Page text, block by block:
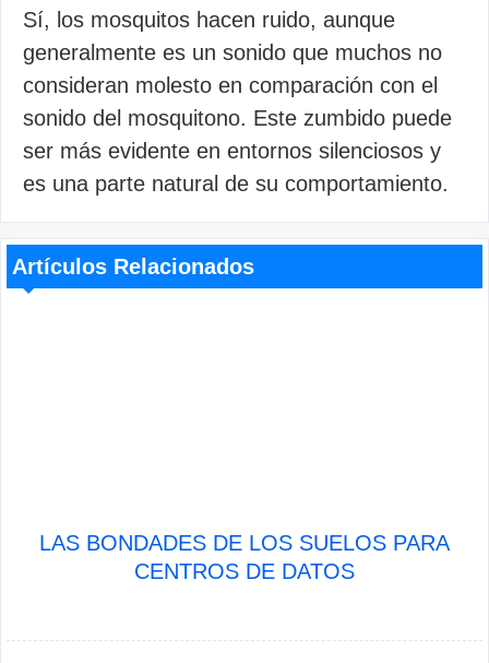
Sí, los mosquitos hacen ruido, aunque
generalmente es un sonido que muchos no
consideran molesto en comparación con el
sonido del mosquitono. Este zumbido puede
ser más evidente en entornos silenciosos y
es una parte natural de su comportamiento.
Artículos Relacionados
LAS BONDADES DE LOS SUELOS PARA
CENTROS DE DATOS